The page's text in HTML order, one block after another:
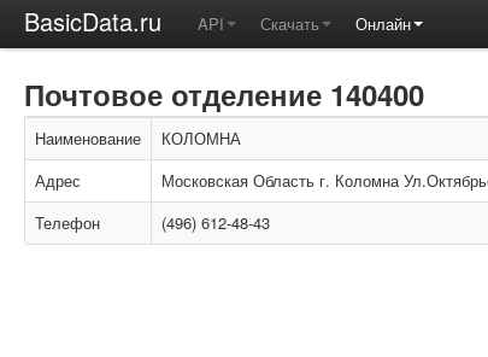
BasicData.ru API Скачать Онлайн
Почтовое отделение 140400
Наименование
КОЛОМНА
Адрес
Московская Область г. Коломна
Телефон
(496) 612-48-43